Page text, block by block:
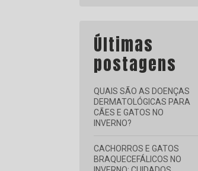
Últimas
postagens
QUAIS SÃO AS DOENÇAS
DERMATOLÓGICAS PARA
CÃES E GATOS NO
INVERNO?
CACHORROS E GATOS
BRAQUECEFÁLICOS NO